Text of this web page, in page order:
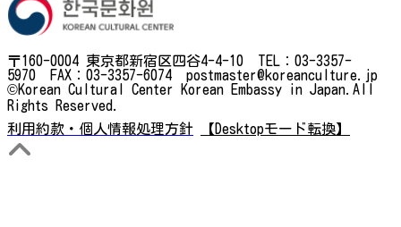
〒160-0004 東京都新宿区四谷4-4-10 TEL：03-3357-
5970 FAX：03-3357-6074 postmaster@koreanculture.jp
©Korean Cultural Center Korean Embassy in Japan.All
Rights Reserved.
利用約款・個人情報処理方針
【Desktopモード転換】